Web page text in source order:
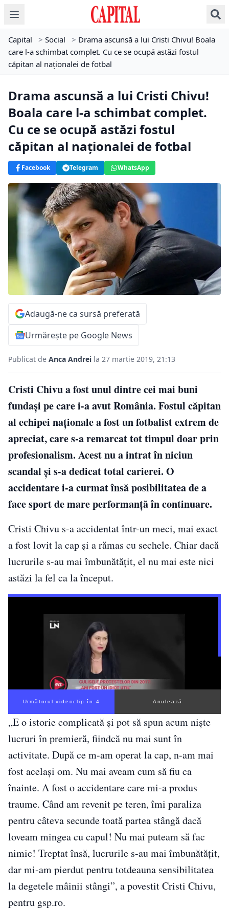
Capital > Social > Drama ascunsă a lui Cristi Chivu! Boala
care l-a schimbat complet. Cu ce se ocupă astăzi fostul
căpitan al naționalei de fotbal
Drama ascunsă a lui Cristi Chivu!
Boala care l-a schimbat complet.
Cu ce se ocupă astăzi fostul
căpitan al naționalei de fotbal
Facebook Telegram WhatsApp
Adaugă-ne ca sursă preferată
Urmărește pe Google News
Publicat de Anca Andrei la 27 martie 2019, 21:13
Cristi Chivu a fost unul dintre cei mai buni
fundași pe care i-a avut România. Fostul căpitan
al echipei naționale a fost un fotbalist extrem de
apreciat, care s-a remarcat tot timpul doar prin
profesionalism. Acest nu a intrat în niciun
scandal și s-a dedicat total carierei. O
accidentare i-a curmat însă posibilitatea de a
face sport de mare performanță în continuare.
Cristi Chivu s-a accidentat într-un meci, mai exact
a fost lovit la cap și a rămas cu sechele. Chiar dacă
lucrurile s-au mai îmbunătățit, el nu mai este nici
astăzi la fel ca la început.
Următorul videoclip în 3 Anulează
„E o istorie complicată și pot să spun acum niște
lucruri în premieră, fiindcă nu mai sunt în
activitate. După ce m-am operat la cap, n-am mai
fost același om. Nu mai aveam cum să fiu ca
înainte. A fost o accidentare care mi-a produs
traume. Când am revenit pe teren, îmi paraliza
pentru câteva secunde toată partea stângă dacă
loveam mingea cu capul! Nu mai puteam să fac
nimic! Treptat însă, lucrurile s-au mai îmbunătățit,
dar mi-am pierdut pentru totdeauna sensibilitatea
la degetele mâinii stângi”, a povestit Cristi Chivu,
pentru gsp.ro.